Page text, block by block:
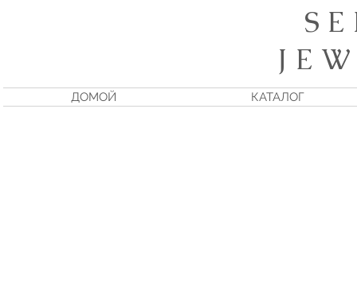
S
J E
ДОМОЙ КАТАЛОГ